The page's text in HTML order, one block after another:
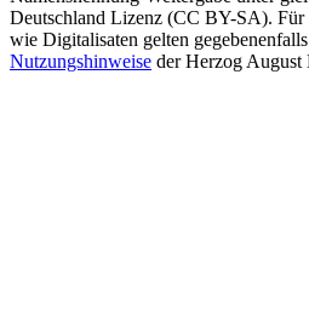
Deutschland Lizenz (CC BY-SA).
wie Digitalisaten gelten
Nutzungshinweise der Herzog